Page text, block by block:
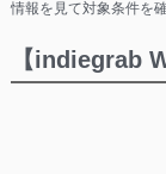
情報を見て対象条件を
【indiegrab